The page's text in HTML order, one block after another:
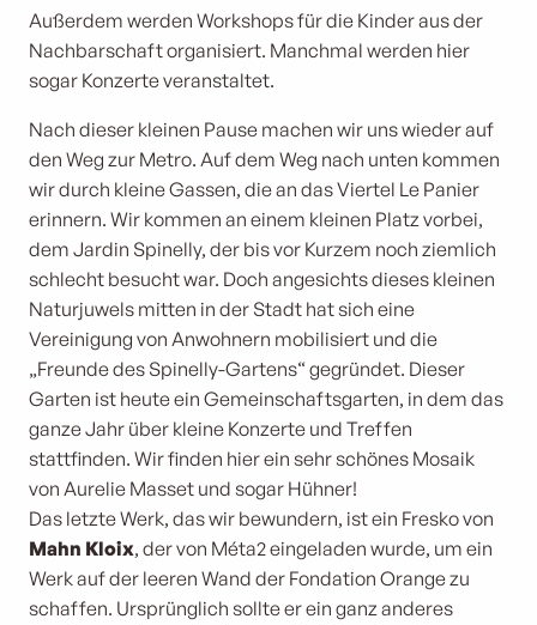
Außerdem werden Workshops für die Kinder aus der
Nachbarschaft organisiert. Manchmal werden hier
sogar Konzerte veranstaltet.
Nach dieser kleinen Pause machen wir uns wieder auf
den Weg zur Metro. Auf dem Weg nach unten kommen
wir durch kleine Gassen, die an das Viertel Le Panier
erinnern. Wir kommen an einem kleinen Platz vorbei,
dem Jardin Spinelly, der bis vor Kurzem noch ziemlich
schlecht besucht war. Doch angesichts dieses kleinen
Naturjuwels mitten in der Stadt hat sich eine
Vereinigung von Anwohnern mobilisiert und die
„Freunde des Spinelly-Gartens“ gegründet. Dieser
Garten ist heute ein Gemeinschaftsgarten, in dem das
ganze Jahr über kleine Konzerte und Treffen
stattfinden. Wir finden hier ein sehr schönes Mosaik
von Aurelie Masset und sogar Hühner!
Das letzte Werk, das wir bewundern, ist ein Fresko von
Mahn Kloix, der von Méta2 eingeladen wurde, um ein
Werk auf der leeren Wand der Fondation Orange zu
schaffen. Ursprünglich sollte er ein ganz anderes